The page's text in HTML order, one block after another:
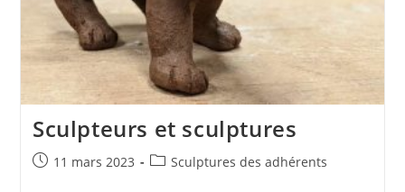
Sculpteurs et sculptures
Publication
11 mars 2023
PostSculptures des adhérents